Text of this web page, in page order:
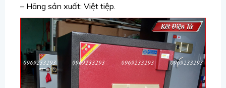
– Hãng sản xuất: Việt tiệp.